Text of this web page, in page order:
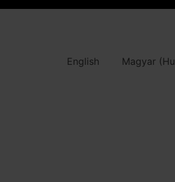
English Magyar (